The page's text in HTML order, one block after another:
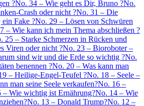
?No. 34 – Wie geht es Dir, Bruno ?No.
Crash oder nicht ?No. 31 – Die
Fake ?No. 29 – Lösen von Schwüren
– Wie kann ich mein Thema abschließen ?
25 – Starke Schmerzen in Rücken und
Viren oder nicht ?No. 23 – Bioroboter –
sind wir und die Erde so wichtig ?No.
benennen ?No. 20 – Was kann man
– Heilige-Engel-Teufel ?No. 18 – Seele –
man seine Seele verkaufen?No. 16 –
– Wie wichtig ist Ernährung?No. 14 – Wie
No. 13 – Donald Trump?No. 12 –